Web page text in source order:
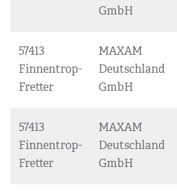
GmbH
57413
Finnentrop-
Fretter
MAXAM
Deutschland
GmbH
57413
Finnentrop-
Fretter
MAXAM
Deutschland
GmbH